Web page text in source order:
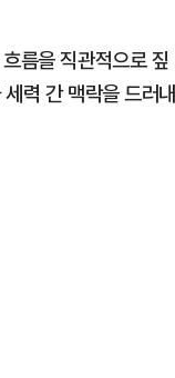
름을 직관적으로 짚
력 간 맥락을 드러